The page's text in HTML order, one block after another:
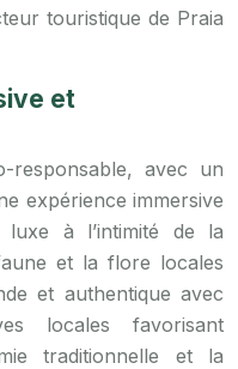
touristique de Praia
et
responsable, avec un
expérience immersive
à l’intimité de la
et la flore locales
et authentique avec
locales favorisant
traditionnelle et la